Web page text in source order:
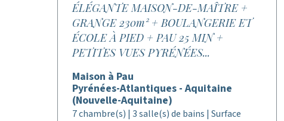
ÉLÉGANTE MAISON-DE-MAÎTRE +
GRANGE 230m² + BOULANGERIE ET
ÉCOLE À PIED + PAU 25 MIN +
PETITES VUES PYRÉNÉES...
Maison à Pau
Pyrénées-Atlantiques - Aquitaine
(Nouvelle-Aquitaine)
7 chambre(s) | 3 salle(s) de bains | Surface